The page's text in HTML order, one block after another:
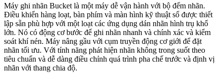
Máy ghi nhãn Bucket là một máy dễ vận hành với bộ đếm nhãn.
Điều khiển hàng loạt, bàn phím và màn hình kỹ thuật số được thiết
lập sẵn phù hợp với một loạt các ứng dụng dán nhãn hình trụ khổ
lớn. Nó có động cơ bước để ghi nhãn nhanh và chính xác và kiểm
soát khí nén. Máy nâng gầu với cụm truyền động cơ giới để đặt
nhãn tối ưu. Với tính năng phát hiện nhãn không trong suốt theo
tiêu chuẩn và dễ dàng điều chỉnh quá trình pha chế trước và định vị
nhãn với thang chia độ.